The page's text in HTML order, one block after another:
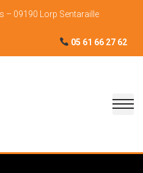
– 09190 Lorp Sentaraille
05 61 66 27 62